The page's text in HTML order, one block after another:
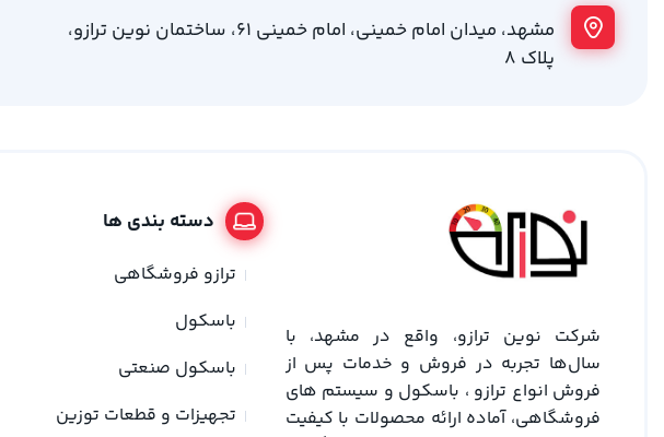
مشهد، میدان امام خمینی، امام خمینی 61، ساختمان نوین ترازو،
پلاک 8
شرکت نوین ترازو، واقع در مشهد، با
سال‌ها تجربه در فروش و خدمات پس از
فروش انواع ترازو ، باسکول و سیستم های
فروشگاهی، آماده ارائه محصولات با کیفیت
دسته بندی ها
ترازو فروشگاهی
باسکول
باسکول صنعتی
تجهیزات و قطعات توزین